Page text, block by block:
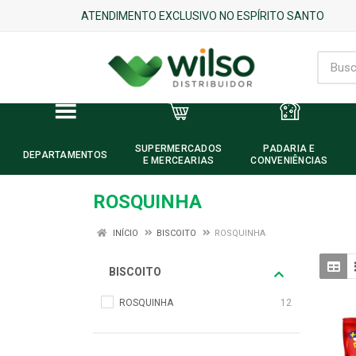
ATENDIMENTO EXCLUSIVO NO ESPÍRITO SANTO
DEPARTAMENTOS
SUPERMERCADOS
E MERCEARIAS
PADARIA E
CONVENIÊNCIAS
ROSQUINHA
INÍCIO BISCOITO ROSQUINHA
BISCOITO
ROSQUINHA 12